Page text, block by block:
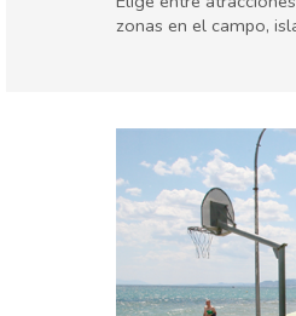
zonas en el campo,
Agenda de eventos